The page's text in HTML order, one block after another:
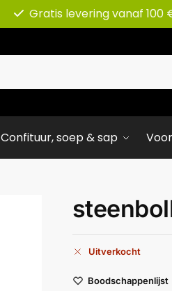
Gratis levering vanaf 100
Confituur, soep & sap
Uitverkocht
Boodschappenlijst